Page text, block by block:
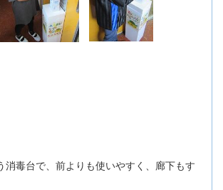
消毒台で、前よりも使いやすく、廊下もす